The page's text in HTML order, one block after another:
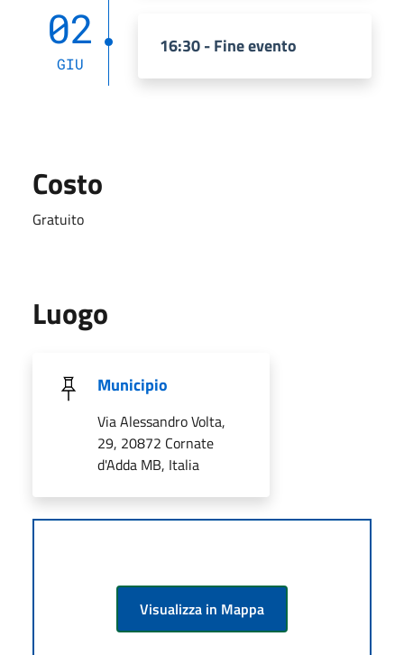
02
GIU
16:30 - Fine evento
Costo
Gratuito
Luogo
Municipio
Via Alessandro Volta,
29, 20872 Cornate
d'Adda MB, Italia
Visualizza in Mappa